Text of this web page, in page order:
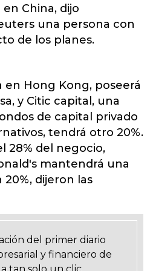
China, dijo
una persona con
de los planes.
en Hong Kong, poseerá
y Citic capital, una
de capital privado
tendrá otro 20%.
28% del negocio,
mantendrá una
dijeron las
del primer diario
y financiero de